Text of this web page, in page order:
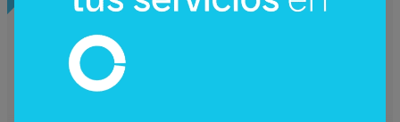
¿Una nueva hidroeléctrica binacional?
Reactivan en Argentina el debate sobre
Corpus Christi (un proyecto de US$